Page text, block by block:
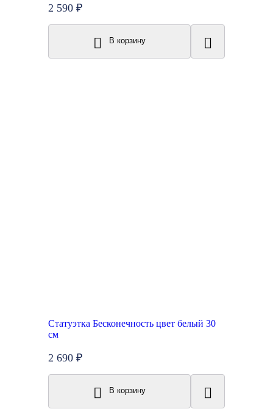
2 590 ₽
В корзину
Статуэтка Бесконечность цвет белый 30
см
2 690 ₽
В корзину